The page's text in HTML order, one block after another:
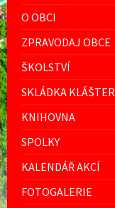
O OBCI
ZPRAVODAJ OBCE
ŠKOLSTVÍ
SKLÁDKA KLÁŠTER
KNIHOVNA
SPOLKY
KALENDÁŘ AKCÍ
FOTOGALERIE